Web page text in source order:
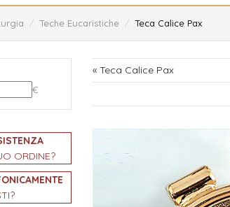
/ Teche Eucaristiche / Teca Calice Pax
« Teca Calice Pax
€
ORDINE?